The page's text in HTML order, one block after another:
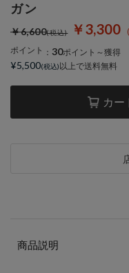
ガン
￥3,300
￥6,600
ポイント ： 30ポイント～獲得
カー
¥5,500 以上で送料無料
商品説明